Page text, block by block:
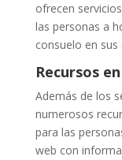
ofrecen
las personas a
consuelo en sus
Recursos
Además de los
numerosos
para las
web con